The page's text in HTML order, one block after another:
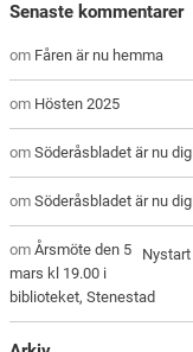
Senaste kommentarer
om Fåren är nu hemma
om Hösten 2025
omSöderåsbladet är nu
omSöderåsbladet är nu
omÅrsmöte den 5
mars kl 19.00 i
biblioteket, Stenestad